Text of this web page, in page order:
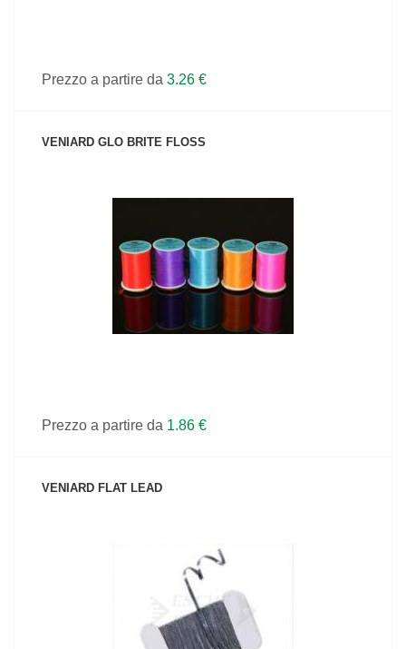
Prezzo a partire da 3.26 €
VENIARD GLO BRITE FLOSS
VEDI IL PRODOTTO
Prezzo a partire da 1.86 €
VENIARD FLAT LEAD
VEDI IL PRODOTTO